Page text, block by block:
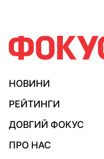
НОВИНИ
РЕЙТИНГИ
ДОВГИЙ ФОКУС
ПРО НАС